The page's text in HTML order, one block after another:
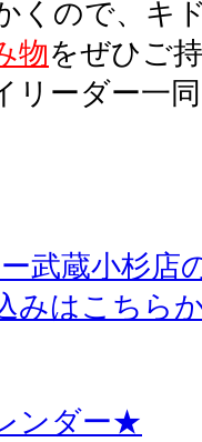
くので、キ
物をぜひご
リーダー一
武蔵小杉店
みはこちら
ンダー★